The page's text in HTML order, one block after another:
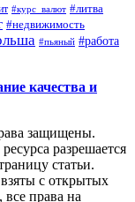
#курс_валют #литва
#недвижимость
#пьяный #работа
качества и
защищены.
разрешается
статьи.
с открытых
права на